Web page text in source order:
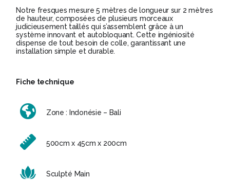
Notre fresques mesure 5 mètres de longueur sur 2 mètres
de hauteur, composées de plusieurs morceaux
judicieusement taillés qui s’assemblent grâce à un
système innovant et autobloquant. Cette ingéniosité
dispense de tout besoin de colle, garantissant une
installation simple et durable.
Fiche technique
Zone : Indonésie – Bali
500cm x 45cm x 200cm
Sculpté Main